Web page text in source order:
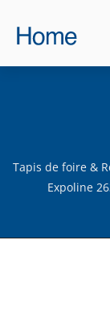
Tapis de foire &
Expoline